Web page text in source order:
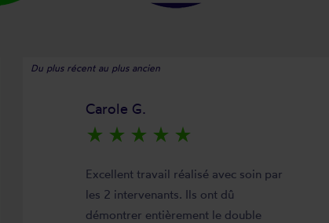
Du plus récent au plus ancien
Carole G.
star_rate star_rate star_rate star_rate star_rate
Excellent travail réalisé avec soin par
les 2 intervenants. Ils ont dû
démontrer entièrement le double